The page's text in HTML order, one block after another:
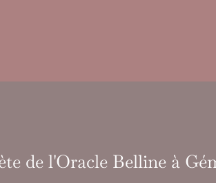
de l'Oracle Belline à